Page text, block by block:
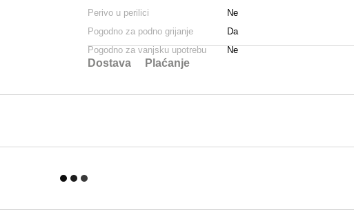
Perivo u perilici
Ne
Pogodno za podno grijanje
Da
Pogodno za vanjsku upotrebu
Ne
Dostava Plaćanje